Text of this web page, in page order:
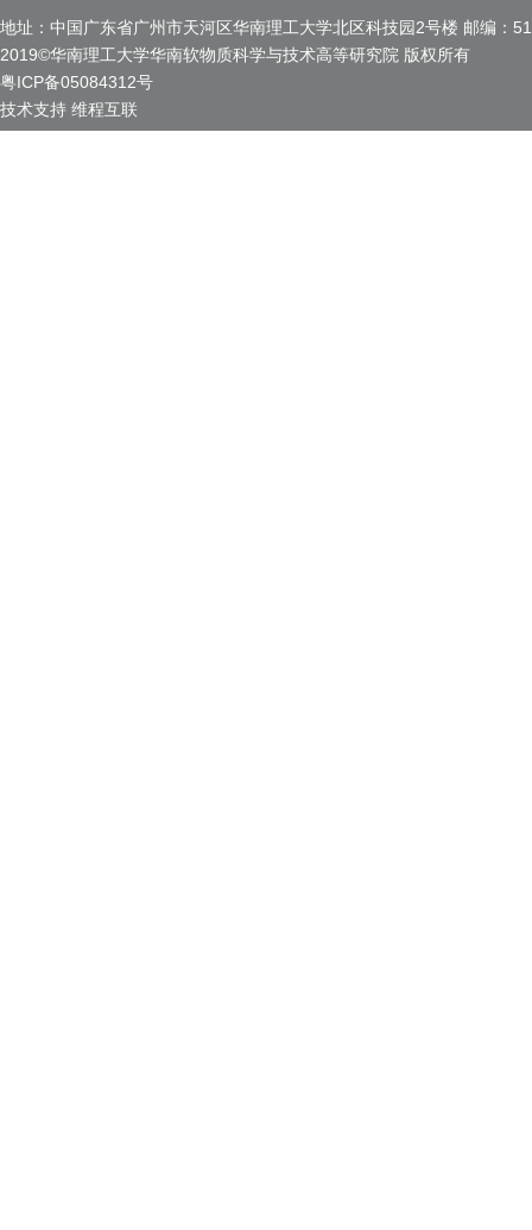
地址：中国广东省广州市天河区华南理工大学北区科技园2号楼 邮编：
2019©华南理工大学华南软物质科学与技术高等研究院 版权所有
粤ICP备05084312号
技术支持 维程互联